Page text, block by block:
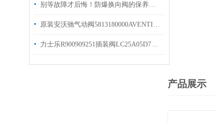
别等故障才后悔！防爆换向阀的保养诀窍，早知道少踩坑
原装安沃驰气动阀5813180000AVENTICS换向阀
力士乐R900909251插装阀LC25A05D7X/库存出售
产品展示